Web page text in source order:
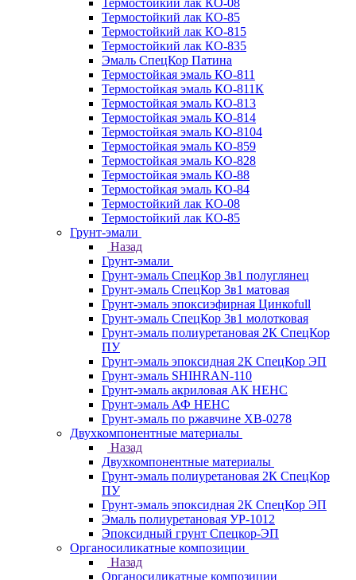
Термостойкий лак КО-08
Термостойкий лак КО-85
Термостойкий лак КО-815
Термостойкий лак КО-835
Эмаль СпецКор Патина
Термостойкая эмаль КО-811
Термостойкая эмаль КО-811К
Термостойкая эмаль КО-813
Термостойкая эмаль КО-814
Термостойкая эмаль КО-8104
Термостойкая эмаль КО-859
Термостойкая эмаль КО-828
Термостойкая эмаль КО-88
Термостойкая эмаль КО-84
Термостойкий лак КО-08
Термостойкий лак КО-85
Грунт-эмали
Назад
Грунт-эмали
Грунт-эмаль СпецКор 3в1 полуглянец
Грунт-эмаль СпецКор 3в1 матовая
Грунт-эмаль эпоксиэфирная Цинкоfull
Грунт-эмаль СпецКор 3в1 молотковая
Грунт-эмаль полиуретановая 2К СпецКор
ПУ
Грунт-эмаль эпоксидная 2К СпецКор ЭП
Грунт-эмаль SHIHRAN-110
Грунт-эмаль акриловая АК НЕНС
Грунт-эмаль АФ НЕНС
Грунт-эмаль по ржавчине ХВ-0278
Двухкомпонентные материалы
Назад
Двухкомпонентные материалы
Грунт-эмаль полиуретановая 2К СпецКор
ПУ
Грунт-эмаль эпоксидная 2К СпецКор ЭП
Эмаль полиуретановая УР-1012
Эпоксидный грунт Спецкор-ЭП
Органосиликатные композиции
Назад
Органосиликатные композиции